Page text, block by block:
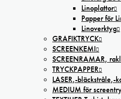
Linoplattor
Papper för
Linoverktyg
GRAFIKTRYCK
SCREENKEMI
SCREENRAMAR,
TRYCKPAPPER
LASER,-bläckstråle,-
MEDIUM för